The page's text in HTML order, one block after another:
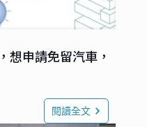
想申請免留汽車，
閱讀全文